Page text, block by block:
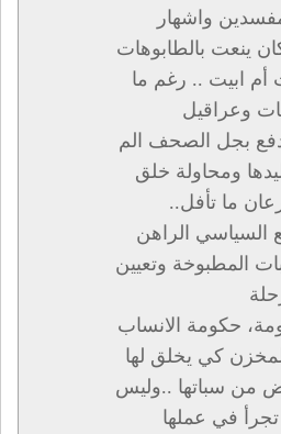
واشهار
ينعت بالطابوهات
ابيت .. رغم ما
وعراقيل
بجل الصحف الم
ومحاولة خلق
ما تأفل..
السياسي الراهن
المطبوخة وتعيين
حكومة الانساب
كي يخلق لها
من سباتها ..وليس
في عملها